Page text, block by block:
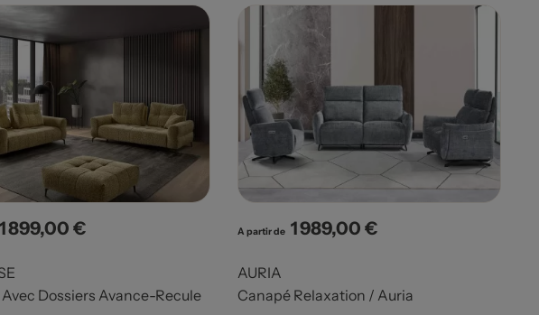
Prix
1 899,00 €
Dossiers Avance-Recule
A partir de Prix
1 989,00 €
AURIA
Canapé Relaxation / Auria